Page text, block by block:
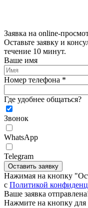
Заявка на online-
Оставьте заявку и
течение 10 минут.
Ваше имя
Номер телефона *
Где удобнее общаться?
Звонок
WhatsApp
Telegram
Оставить заявку
Нажимая на кнопку
c Политикой
Ваше заявка
Нажмите на кнопку для